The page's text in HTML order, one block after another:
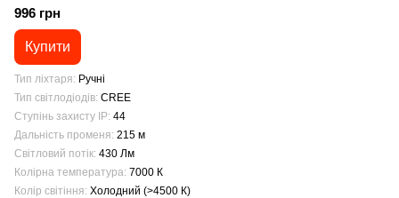
996 грн
Купити
Тип ліхтаря
Ручні
Тип світлодіодів CREE
Ступінь захисту IP 44
Дальність променя 215 м
Світловий потік 430 Лм
Колірна температура 7000 К
Колір світіння Холодний (>4500 К)